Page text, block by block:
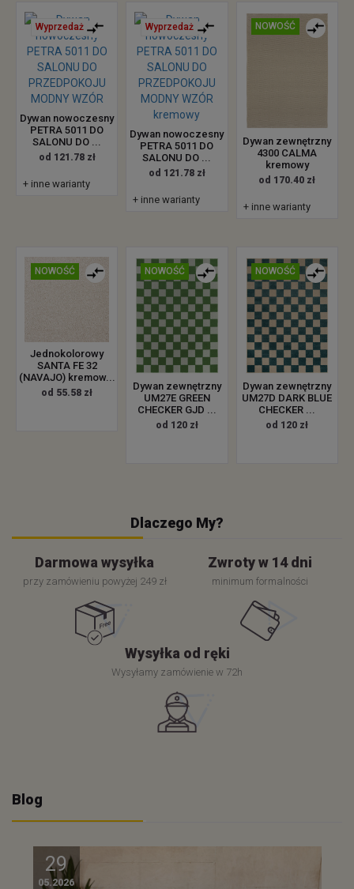
Wyprzedaż
Dywan nowoczesny
PETRA 5011 DO
SALONU DO ...
od 121.78 zł
+ inne warianty
Wyprzedaż
Dywan nowoczesny
PETRA 5011 DO
SALONU DO ...
od 121.78 zł
+ inne warianty
NOWOŚĆ
Dywan zewnętrzny
4300 CALMA
kremowy
od 170.40 zł
+ inne warianty
NOWOŚĆ
Jednokolorowy
SANTA FE 32
(NAVAJO) kremow...
od 55.58 zł
NOWOŚĆ
Dywan zewnętrzny
UM27E GREEN
CHECKER GJD ...
od 120 zł
NOWOŚĆ
Dywan zewnętrzny
UM27D DARK BLUE
CHECKER ...
od 120 zł
Dlaczego My?
Darmowa wysyłka
przy zamówieniu powyżej 249 zł
Zwroty w 14 dni
minimum formalności
Wysyłka od ręki
Wysyłamy zamówienie w 72h
Blog
29
05.2026